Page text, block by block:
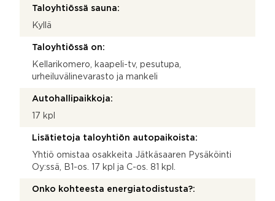
Taloyhtiössä sauna:
Kyllä
Taloyhtiössä on:
Kellarikomero, kaapeli-tv, pesutupa,
urheiluvälinevarasto ja mankeli
Autohallipaikkoja:
17 kpl
Lisätietoja taloyhtiön autopaikoista:
Yhtiö omistaa osakkeita Jätkäsaaren Pysäköinti
Oy:ssä, B1-os. 17 kpl ja C-os. 81 kpl.
Onko kohteesta energiatodistusta?: